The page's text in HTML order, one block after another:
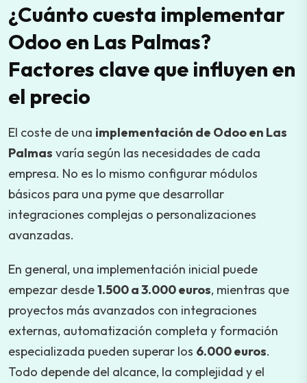
¿Cuánto cuesta implementar
Odoo en Las Palmas?
Factores clave que influyen en
el precio
El coste de una implementación de Odoo en Las
Palmas varía según las necesidades de cada
empresa. No es lo mismo configurar módulos
básicos para una pyme que desarrollar
integraciones complejas o personalizaciones
avanzadas.
En general, una implementación inicial puede
empezar desde1.500 a 3.000 euros, mientras que
proyectos más avanzados con integraciones
externas, automatización completa y formación
especializada pueden superar los 6.000 euros.
Todo depende del alcance, la complejidad y el